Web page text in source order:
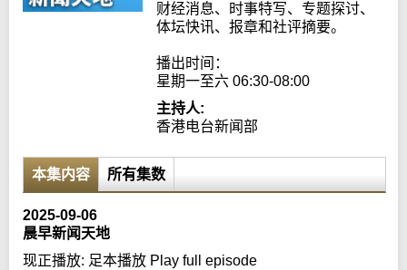
财经消息、时事特写、专题探讨、
体坛快讯、报章和社评摘要。
播出时间：
星期一至六 06:30-08:00
主持人:
香港电台新闻部
本集内容 所有集数
2025-09-06
晨早新闻天地
现正播放: 足本播放 Play full episode